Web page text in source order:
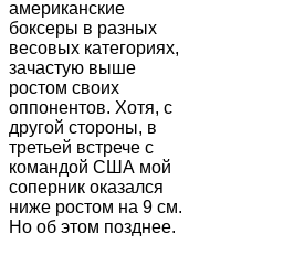
американские
боксеры в разных
весовых категориях,
зачастую выше
ростом своих
оппонентов. Хотя, с
другой стороны, в
третьей встрече с
командой США мой
соперник оказался
ниже ростом на 9 см.
Но об этом позднее.